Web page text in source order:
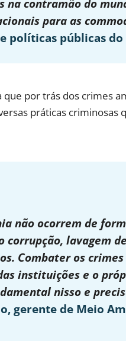
contramão do
para as
políticas públicas do
que por trás dos crimes
práticas criminosas
não ocorrem de
lavagem
Combater os
instituições e o
nisso e
gerente de Meio